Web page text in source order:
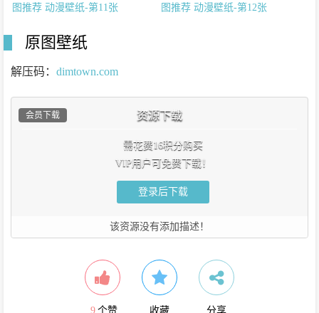
原图壁纸
解压码： dimtown.com
资源下载
会员下载
需花费16积分购买
VIP用户可免费下载！
登录后下载
该资源没有添加描述！
9 个赞 收藏 分享